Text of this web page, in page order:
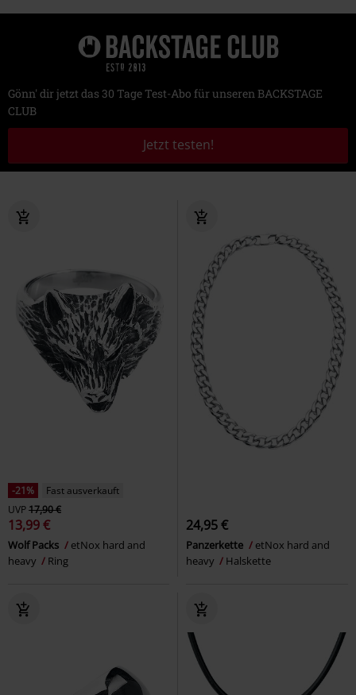
Gönn' dir jetzt das 30 Tage Test-Abo für unseren BACKSTAGE
CLUB
Jetzt testen!
-21%
Fast ausverkauft
UVP17,90 €
13,99 €
Wolf Packs
etNox hard and
heavy
Ring
24,95 €
Panzerkette
etNox hard and
heavy
Halskette